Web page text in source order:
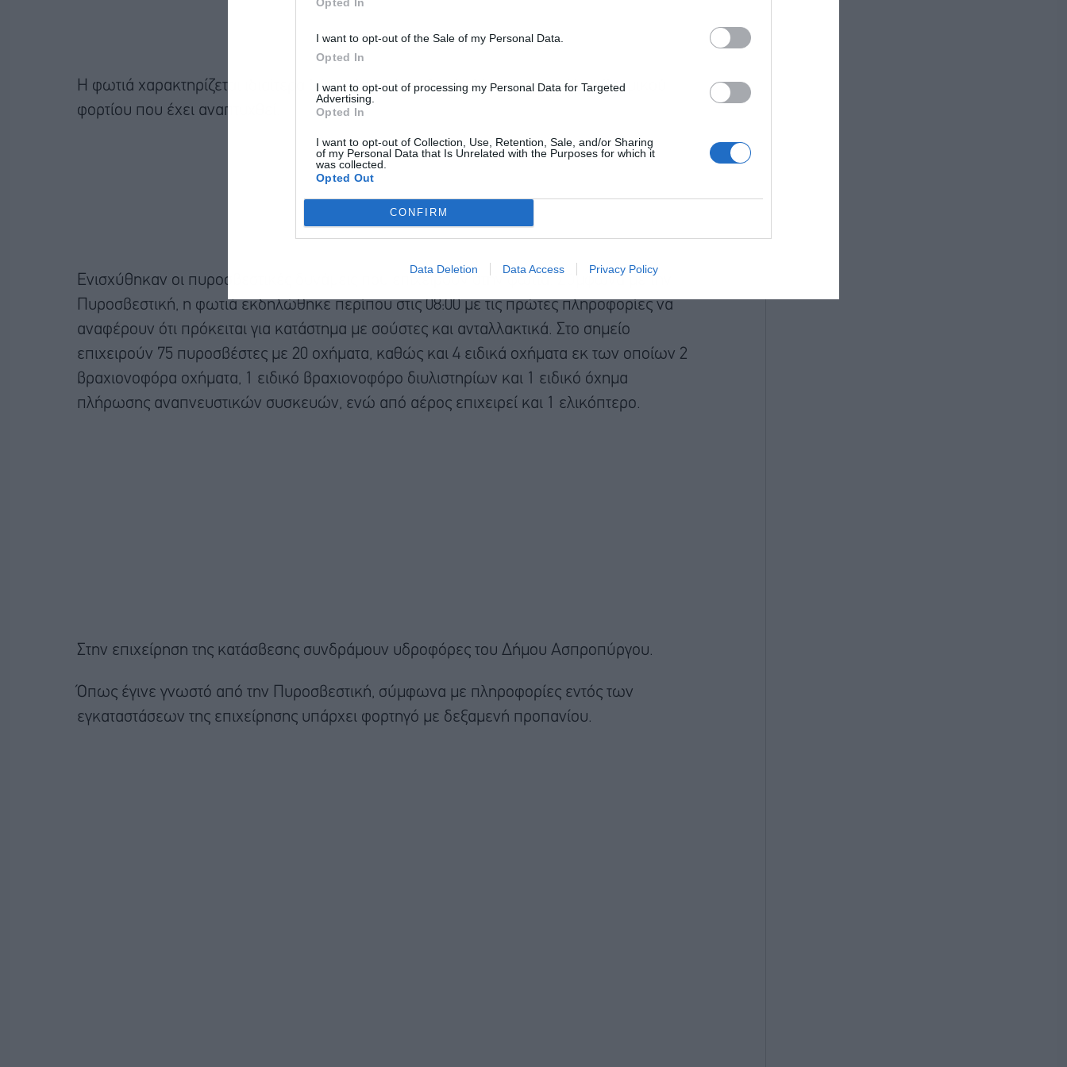
I want to opt-out of the Sale of my Personal Data.
Opted In
I want to opt-out of processing my Personal Data for Targeted
Advertising.
Opted In
I want to opt-out of Collection, Use, Retention, Sale, and/or Sharing
of my Personal Data that Is Unrelated with the Purposes for which it
was collected.
Opted Out
CONFIRM
Data Deletion Data Access Privacy Policy
Η φωτιά χαρακτηρίζεται ιδιαίτερα δύσκολη από τις Αρχές λόγω του μεγάλου θερμικού
φορτίου που έχει αναπτυχθεί.
Ενισχύθηκαν οι πυροσβεστικές δυνάμεις που επιχειρούν στην φωτιά. Σύμφωνα με την
Πυροσβεστική, η φωτιά εκδηλώθηκε περίπου στις 08:00 με τις πρώτες πληροφορίες να
αναφέρουν ότι πρόκειται για κατάστημα με σούστες και ανταλλακτικά. Στο σημείο
επιχειρούν 75 πυροσβέστες με 20 οχήματα, καθώς και 4 ειδικά οχήματα εκ των οποίων 2
βραχιονοφόρα οχήματα, 1 ειδικό βραχιονοφόρο διυλιστηρίων και 1 ειδικό όχημα
πλήρωσης αναπνευστικών συσκευών, ενώ από αέρος επιχειρεί και 1 ελικόπτερο.
Στην επιχείρηση της κατάσβεσης συνδράμουν υδροφόρες του Δήμου Ασπροπύργου.
Όπως έγινε γνωστό από την Πυροσβεστική, σύμφωνα με πληροφορίες εντός των
εγκαταστάσεων της επιχείρησης υπάρχει φορτηγό με δεξαμενή προπανίου.